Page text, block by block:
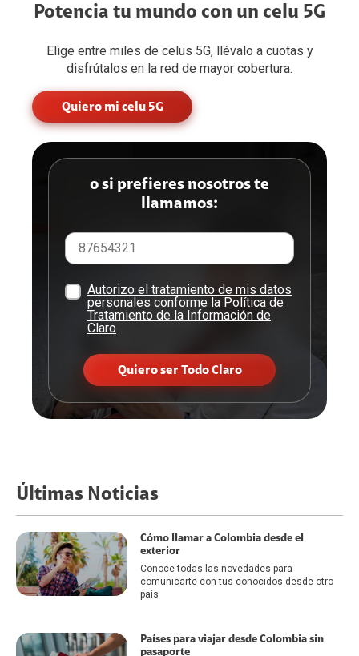
Potencia tu mundo con un celu 5G
Elige entre miles de celus 5G, llévalo a cuotas y
disfrútalos en la red de mayor cobertura.
Quiero mi celu 5G
o si prefieres nosotros te
llamamos:
Autorizo el tratamiento de mis datos
personales conforme la Política de
Tratamiento de la Información de
Claro
Quiero ser Todo Claro
Últimas Noticias
Cómo llamar a Colombia desde el
exterior
Conoce todas las novedades para
comunicarte con tus conocidos desde otro
país
Países para viajar desde Colombia sin
pasaporte